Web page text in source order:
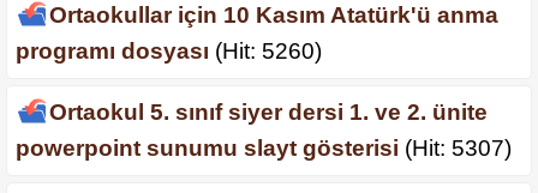
Ortaokullar için 10 Kasım Atatürk'ü anma
programı dosyası (Hit: 5260)
Ortaokul 5. sınıf siyer dersi 1. ve 2. ünite
powerpoint sunumu slayt gösterisi (Hit: 5307)